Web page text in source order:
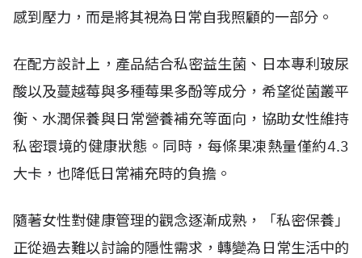
感到壓力，而是將其視為日常自我照顧的一部分。
在配方設計上，產品結合私密益生菌、日本專利玻尿
酸以及蔓越莓與多種莓果多酚等成分，希望從菌叢平
衡、水潤保養與日常營養補充等面向，協助女性維持
私密環境的健康狀態。同時，每條果凍熱量僅約4.3
大卡，也降低日常補充時的負擔。
隨著女性對健康管理的觀念逐漸成熟，「私密保養」
正從過去難以討論的隱性需求，轉變為日常生活中的